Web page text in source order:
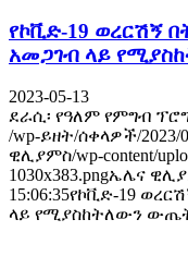
የኮቪድ-19 ወረርሽኝ
አመጋገብ ላይ
2023-05-13
ደራሲ፡ የዓለም የምግብ
/wp-ይዘት/ሰቀላዎች/2023/
ዊሊያምስ/wp-content/
1030x383.pngኤሌና
15:06:35የኮቪድ-19
ላይ የሚያስከትለውን